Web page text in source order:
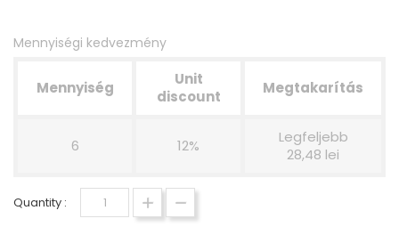
Mennyiségi kedvezmény
Mennyiség
Unit
discount
Megtakarítás
6 12%
Legfeljebb
28,48 lei
Quantity :